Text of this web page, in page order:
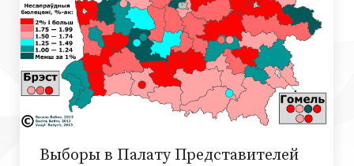
Выборы в Палату Представителей